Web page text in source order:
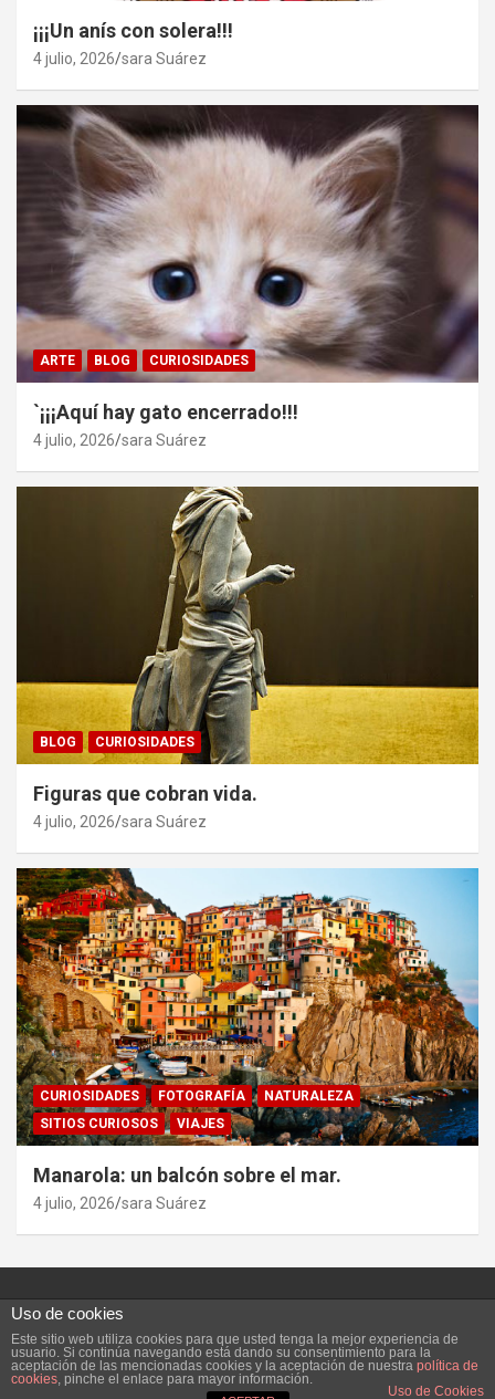
¡¡¡Un anís con solera!!!
4 julio, 2026 sara Suárez
ARTE BLOG CURIOSIDADES
`¡¡¡Aquí hay gato encerrado!!!
4 julio, 2026 sara Suárez
BLOG CURIOSIDADES
Figuras que cobran vida.
4 julio, 2026 sara Suárez
CURIOSIDADES FOTOGRAFÍA
NATURALEZA
SITIOS CURIOSOS
VIAJES
Manarola: un balcón sobre el mar.
4 julio, 2026 sara Suárez
Copyright ©2026Vivefeliz :) Tema por:Theme Horse
Funciona gracias a:WordPress
Uso de cookies
Este sitio web utiliza cookies para que usted tenga la mejor experiencia de
usuario. Si continúa navegando está dando su consentimiento para la
aceptación de las mencionadas cookies y la aceptación de nuestra política de
cookies, pinche el enlace para mayor información.
Uso de Cookies